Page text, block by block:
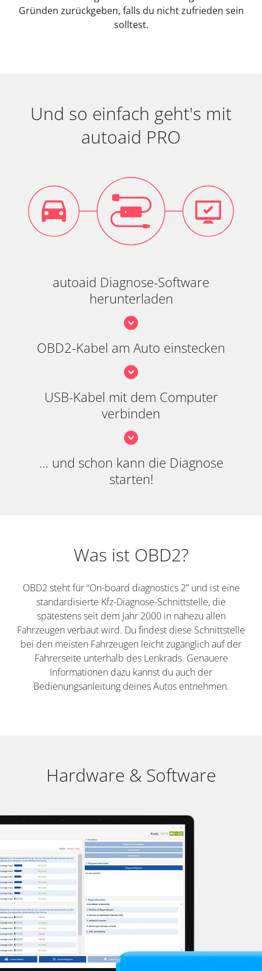
Gründen zurückgeben, falls du nicht zufrieden sein
solltest.
Und so einfach geht's mit
autoaid PRO
autoaid Diagnose-Software
herunterladen
OBD2-Kabel am Auto einstecken
USB-Kabel mit dem Computer
verbinden
… und schon kann die Diagnose
starten!
Was ist OBD2?
OBD2 steht für “On-board diagnostics 2” und ist eine
standardisierte Kfz-Diagnose-Schnittstelle, die
spätestens seit dem Jahr 2000 in nahezu allen
Fahrzeugen verbaut wird. Du findest diese Schnittstelle
bei den meisten Fahrzeugen leicht zugänglich auf der
Fahrerseite unterhalb des Lenkrads. Genauere
Informationen dazu kannst du auch der
Bedienungsanleitung deines Autos entnehmen.
Hardware & Software